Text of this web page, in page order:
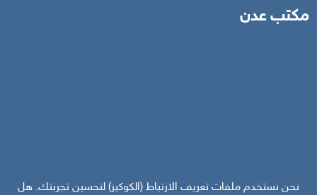
مكتب عدن
نحن نستخدم ملفات تعريف الارتباط (الكوكيز) لتحسين تجربتك. هل